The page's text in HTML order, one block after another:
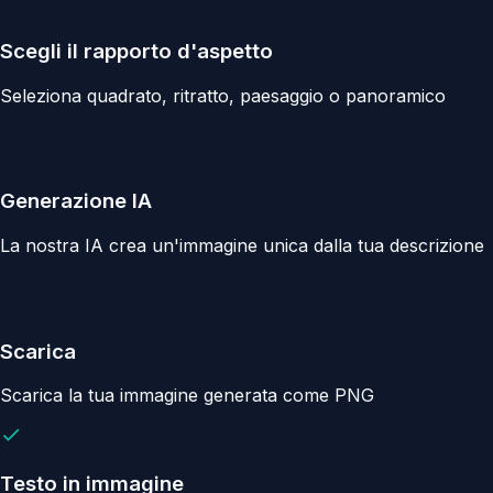
Scegli il rapporto d'aspetto
Seleziona quadrato, ritratto, paesaggio o panoramico
Generazione IA
La nostra IA crea un'immagine unica dalla tua descrizione
Scarica
Scarica la tua immagine generata come PNG
Testo in immagine